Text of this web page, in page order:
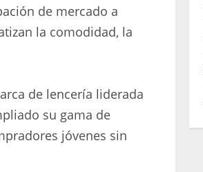
de mercado a
la comodidad, la
de lencería liderada
su gama de
jóvenes sin